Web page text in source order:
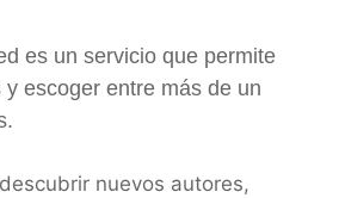
es un servicio que permite
y escoger entre más de un
nuevos autores,